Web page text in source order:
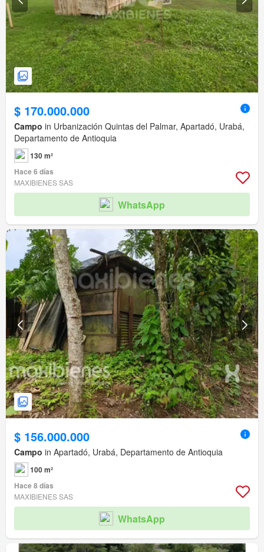
$ 170.000.000
Campo in Urbanización Quintas del Palmar, Apartadó, Urabá,
Departamento de Antioquia
130 m²
Hace 6 días
MAXIBIENES SAS
WhatsApp
$ 156.000.000
Campo in Apartadó, Urabá, Departamento de Antioquia
100 m²
Hace 8 días
MAXIBIENES SAS
WhatsApp